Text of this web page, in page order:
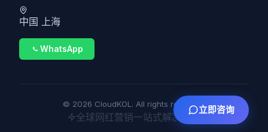
中国 上海
WhatsApp
© 2026 CloudKOL. All rights reserved.
全球网红营销一站式解决方案
立即咨询